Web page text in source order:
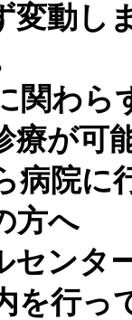
変動し
関わら
療が可
病院に
方へ
センタ
を行っ